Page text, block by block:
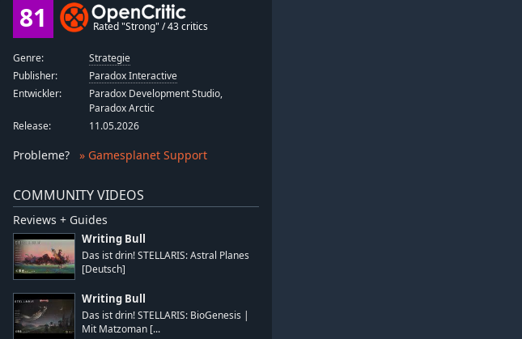
81 Rated "Strong" / 43 critics
Genre:
Strategie
Publisher:
Paradox Interactive
Entwickler:
Paradox Development Studio,
Paradox Arctic
Release:
11.05.2026
Probleme? » Gamesplanet Support
COMMUNITY VIDEOS
Reviews + Guides
Writing Bull
Das ist drin! STELLARIS: Astral Planes
[Deutsch]
Writing Bull
Das ist drin! STELLARIS: BioGenesis |
Mit Matzoman [...